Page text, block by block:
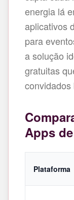
energia lá
aplicativos
para
a solução
gratuitas
convidados
Apps
Plataforma